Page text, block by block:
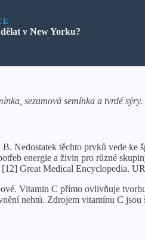
v New Yorku?
sezamová semínka a tvrdé sýry.
Nedostatek těchto prvků vede
energie a živin pro různé
Great Medical Encyclopedia.
Vitamin C přímo ovlivňuje
nehtů. Zdrojem vitamínu C